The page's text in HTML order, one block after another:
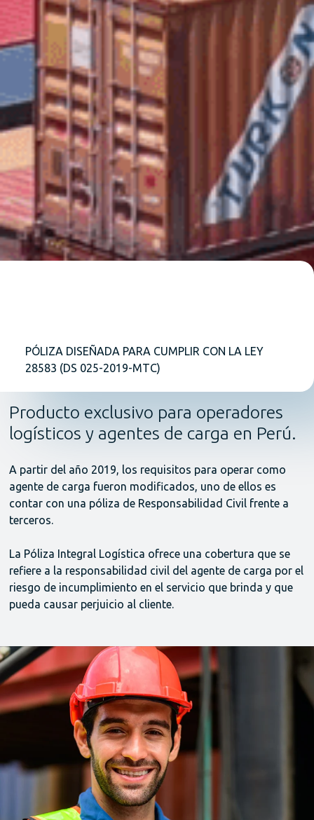
PÓLIZA DISEÑADA PARA CUMPLIR CON LA LEY
28583 (DS 025-2019-MTC)
Producto exclusivo para operadores
logísticos y agentes de carga en Perú.
A partir del año 2019, los requisitos para operar como
agente de carga fueron modificados, uno de ellos es
contar con una póliza de Responsabilidad Civil frente a
terceros.
La Póliza Integral Logística ofrece una cobertura que se
refiere a la responsabilidad civil del agente de carga por el
riesgo de incumplimiento en el servicio que brinda y que
pueda causar perjuicio al cliente.